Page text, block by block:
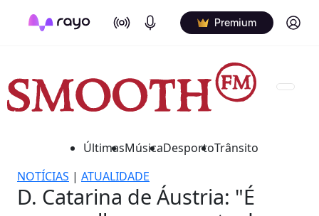
On Air Podcasts Premium Log in
ÚltimasMúsicaDesportoTrânsito
NOTÍCIAS | ATUALIDADE
D. Catarina de Áustria: "É